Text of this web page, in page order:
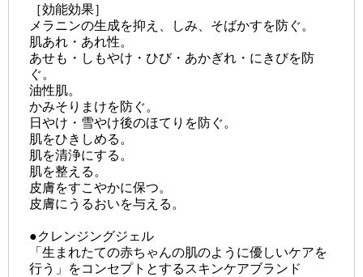
［効能効果］
メラニンの生成を抑え、しみ、そばかすを防ぐ。
肌あれ・あれ性。
あせも・しもやけ・ひび・あかぎれ・にきびを防
ぐ。
油性肌。
かみそりまけを防ぐ。
日やけ・雪やけ後のほてりを防ぐ。
肌をひきしめる。
肌を清浄にする。
肌を整える。
皮膚をすこやかに保つ。
皮膚にうるおいを与える。
●クレンジングジェル
「生まれたての赤ちゃんの肌のように優しいケアを
行う」をコンセプトとするスキンケアブランド